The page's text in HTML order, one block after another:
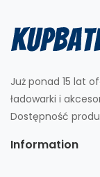
Już ponad 15 lat
ładowarki i
Dostępność
Information